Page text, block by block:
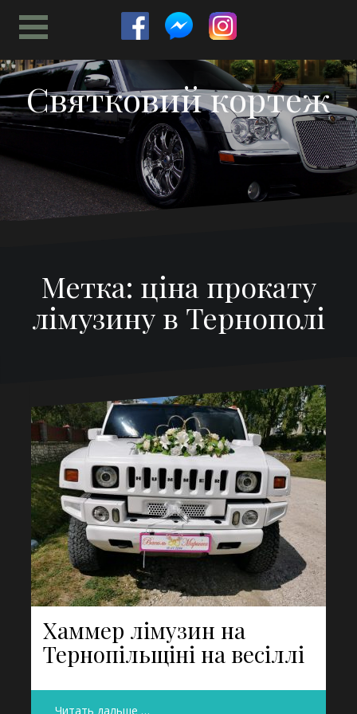
содержимому
Святковий кортеж
Метка: ціна прокату
лімузину в Тернополі
Хаммер лімузин на
Тернопільщіні на весіллі
Читать дальше …